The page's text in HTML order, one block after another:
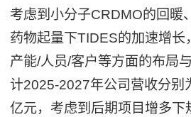
考虑到小分子CRDMO的回暖
药物起量下TIDES的加速增长
产能/人员/客户等方面的布局
计2025-2027年公司营收分别
亿元，考虑到后期项目增多下